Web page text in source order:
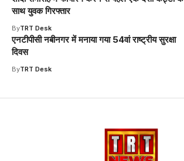
साथ युवक गिरफ्तार
ByTRT Desk
एनटीपीसी नबीनगर में मनाया गया 54वां राष्ट्रीय सुरक्षा
दिवस
ByTRT Desk